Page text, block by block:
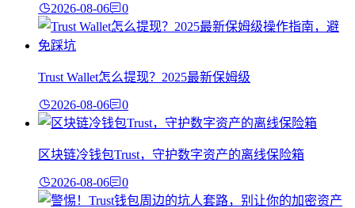
2026-08-06 0
Trust Wallet怎么提现？2025最新保姆级
2026-08-06 0
区块链冷钱包Trust，守护数字资产的离线保险箱
2026-08-06 0